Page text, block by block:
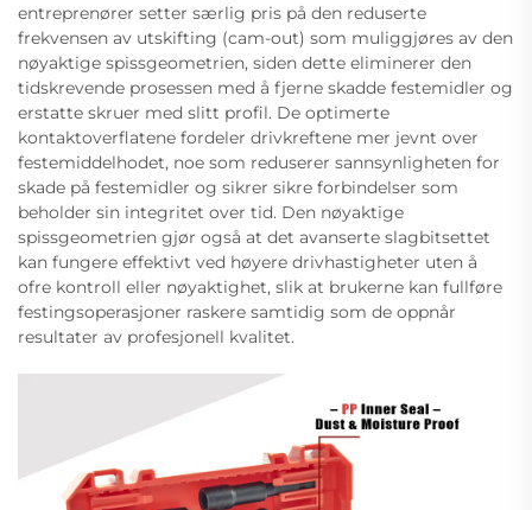
entreprenører setter særlig pris på den reduserte
frekvensen av utskifting (cam-out) som muliggjøres av den
nøyaktige spissgeometrien, siden dette eliminerer den
tidskrevende prosessen med å fjerne skadde festemidler og
erstatte skruer med slitt profil. De optimerte
kontaktoverflatene fordeler drivkreftene mer jevnt over
festemiddelhodet, noe som reduserer sannsynligheten for
skade på festemidler og sikrer sikre forbindelser som
beholder sin integritet over tid. Den nøyaktige
spissgeometrien gjør også at det avanserte slagbitsettet
kan fungere effektivt ved høyere drivhastigheter uten å
ofre kontroll eller nøyaktighet, slik at brukerne kan fullføre
festingsoperasjoner raskere samtidig som de oppnår
resultater av profesjonell kvalitet.